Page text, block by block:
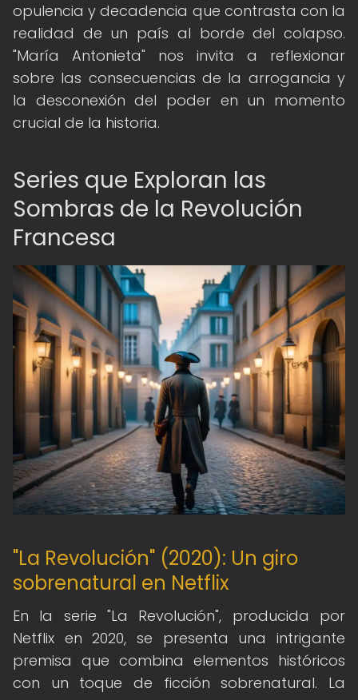
opulencia y decadencia que contrasta con la
realidad de un país al borde del colapso.
"María Antonieta" nos invita a reflexionar
sobre las consecuencias de la arrogancia y
la desconexión del poder en un momento
crucial de la historia.
Series que Exploran las
Sombras de la Revolución
Francesa
"La Revolución" (2020): Un giro
sobrenatural en Netflix
En la serie "La Revolución", producida por
Netflix en 2020, se presenta una intrigante
premisa que combina elementos históricos
con un toque de ficción sobrenatural. La